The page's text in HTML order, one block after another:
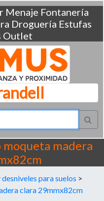
Menaje Fontanería
Droguería Estufas
Outlet
moqueta madera
para suelos >
clara 29mmx82cm